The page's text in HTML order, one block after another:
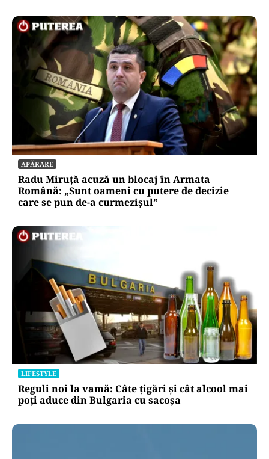
APĂRARE
Radu Miruță acuză un blocaj în Armata
Română: „Sunt oameni cu putere de decizie
care se pun de-a curmezișul”
LIFESTYLE
Reguli noi la vamă: Câte țigări și cât alcool mai
poți aduce din Bulgaria cu sacoșa